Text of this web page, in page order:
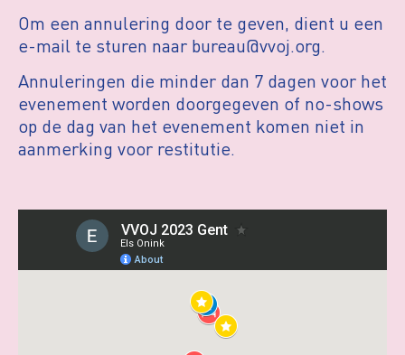
Om een annulering door te geven, dient u een
e-mail te sturen naar bureau@vvoj.org.
Annuleringen die minder dan 7 dagen voor het
evenement worden doorgegeven of no-shows
op de dag van het evenement komen niet in
aanmerking voor restitutie.